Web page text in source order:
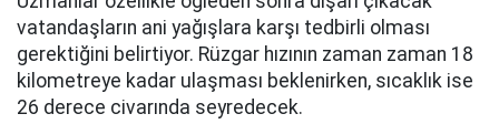
vatandaşların ani yağışlara karşı tedbirli olması
gerektiğini belirtiyor. Rüzgar hızının zaman zaman 18
kilometreye kadar ulaşması beklenirken, sıcaklık ise
26 derece civarında seyredecek.